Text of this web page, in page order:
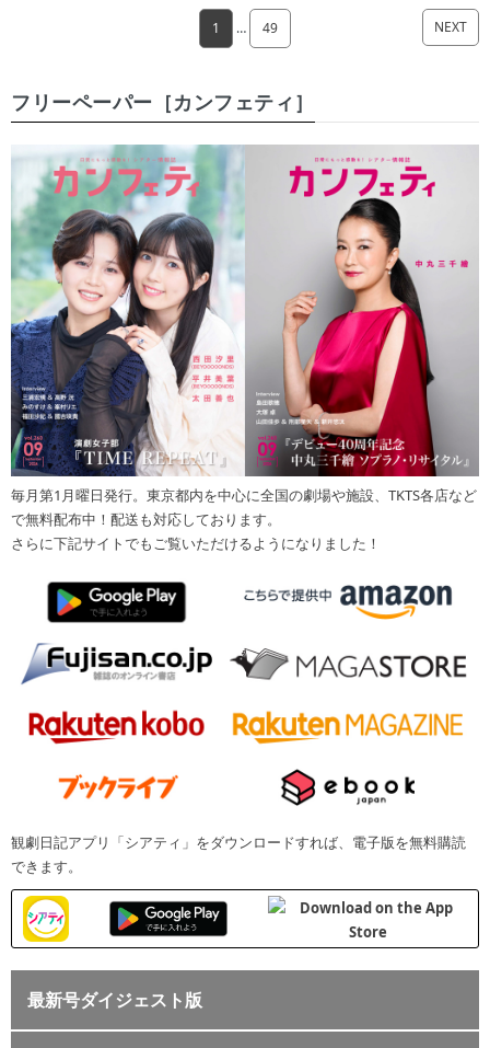
1 … 49 NEXT
フリーペーパー［カンフェティ］
毎月第1月曜日発行。東京都内を中心に全国の劇場や施設、TKTS各店など
で無料配布中！配送も対応しております。
さらに下記サイトでもご覧いただけるようになりました！
観劇日記アプリ「シアティ」をダウンロードすれば、電子版を無料購読
できます。
最新号ダイジェスト版